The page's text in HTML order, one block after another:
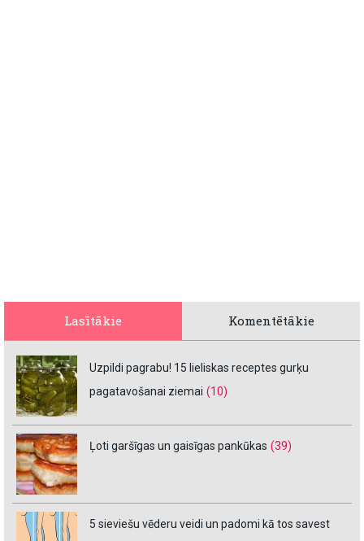
Lasītākie Komentētākie
Uzpildi pagrabu! 15 lieliskas receptes gurķu
pagatavošanai ziemai (10)
Ļoti garšīgas un gaisīgas pankūkas (39)
5 sieviešu vēderu veidi un padomi kā tos savest